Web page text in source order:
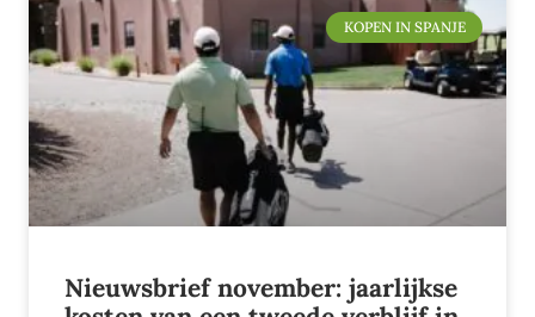
KOPEN IN SPANJE
Nieuwsbrief november: jaarlijkse